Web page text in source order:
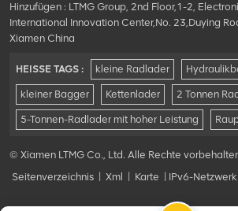
optionaler
Verdichtungsgrad-
Zufallsdetektor.
Hinzufügen : LTMG Group, 2nd Floor,1-2,
International Innovation Center,No. 23,Duying
Xiamen China
HEISSE TAGS : kleine Radlader
kleiner Bagger Kettenlader 2 Tonnen
5-Tonnen-Radlader mit hoher Leistung
© Xiamen LTMG Co., Ltd. Alle Rechte
Seitenverzeichnis
Xml Karte IPv6-